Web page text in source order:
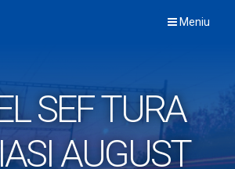
Meniu
SEF TURA
AUGUST